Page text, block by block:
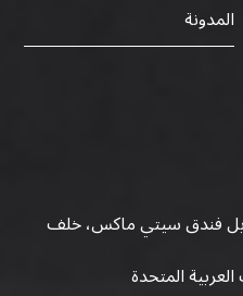
المدونة
مقابل فندق سيتي ماكس، خلف